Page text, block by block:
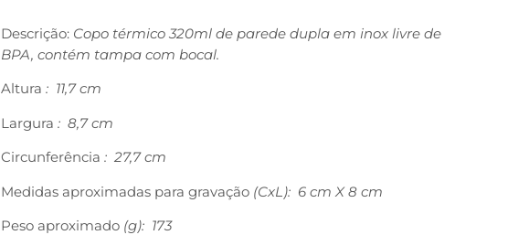
Descrição: Copo térmico 320ml de parede dupla em inox livre de
BPA, contém tampa com bocal.
Altura : 11,7 cm
Largura : 8,7 cm
Circunferência : 27,7 cm
Medidas aproximadas para gravação (CxL): 6 cm X 8 cm
Peso aproximado (g): 173